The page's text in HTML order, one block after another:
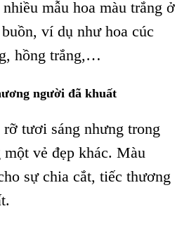
mẫu hoa màu trắng ở
ví dụ như hoa cúc
hồng trắng,…
người đã khuất
tươi sáng nhưng trong
vẻ đẹp khác. Màu
sự chia cắt, tiếc thương